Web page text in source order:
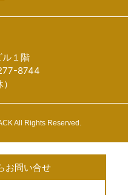
１階
8744
All Rights Reserved.
お問い合せ